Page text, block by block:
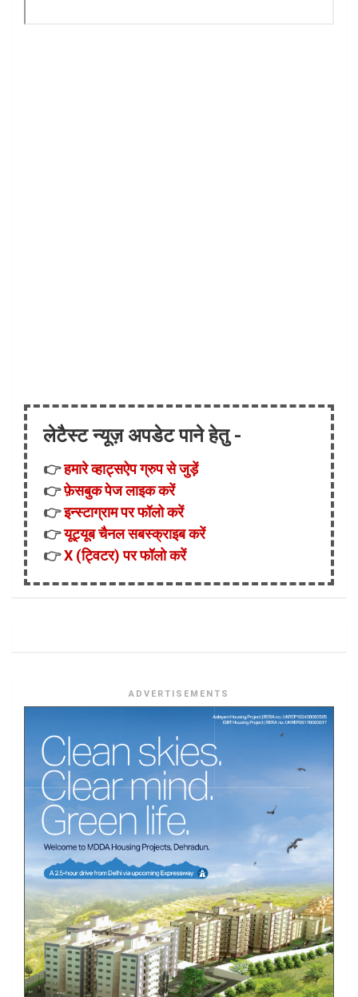
लेटैस्ट न्यूज़ अपडेट पाने हेतु -
👉हमारे व्हाट्सऐप ग्रुप से जुड़ें
👉फ़ेसबुक पेज लाइक करें
👉इन्स्टाग्राम पर फॉलो करें
👉यूट्यूब चैनल सबस्क्राइब करें
👉X (ट्विटर) पर फॉलो करें
ADVERTISEMENTS